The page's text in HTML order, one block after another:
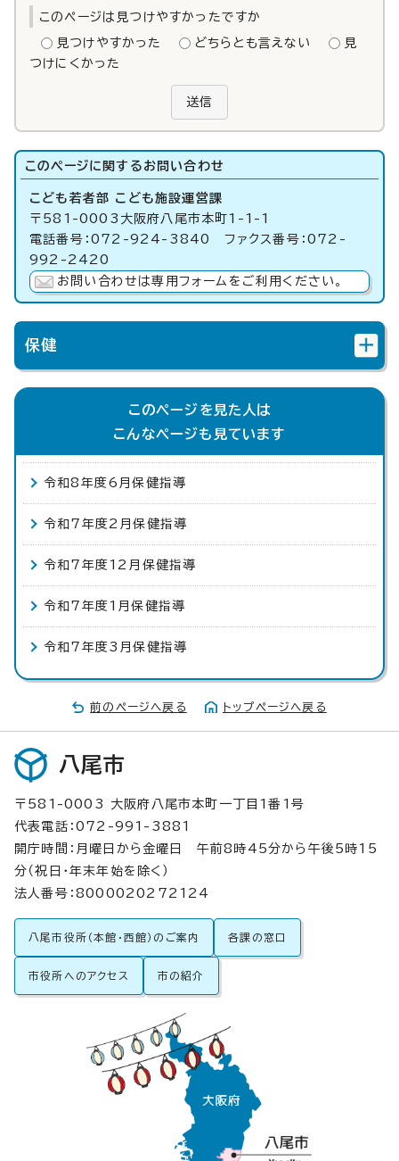
このページは見つけやすかったですか
見つけやすかった どちらとも言えない
見
つけにくかった
送信
このページに関する お問い合わせ
こども若者部 こども施設運営課
〒581-0003大阪府八尾市本町1-1-1
電話番号：072-924-3840 ファクス番号：072-
992-2420
お問い合わせは専用フォームをご利用ください。
保健
このページを見た人は
こんなページも見ています
令和8年度6月保健指導
令和7年度2月保健指導
令和7年度12月保健指導
令和7年度1月保健指導
令和7年度3月保健指導
前のページへ戻る トップページへ戻る
八尾市
〒581-0003 大阪府八尾市本町一丁目1番1号
代表電話：072-991-3881
開庁時間：月曜日から金曜日 午前8時45分から午後5時15
分（祝日・年末年始を除く）
法人番号：8000020272124
八尾市役所（本館・西館）のご案内 各課の窓口
市役所へのアクセス 市の紹介